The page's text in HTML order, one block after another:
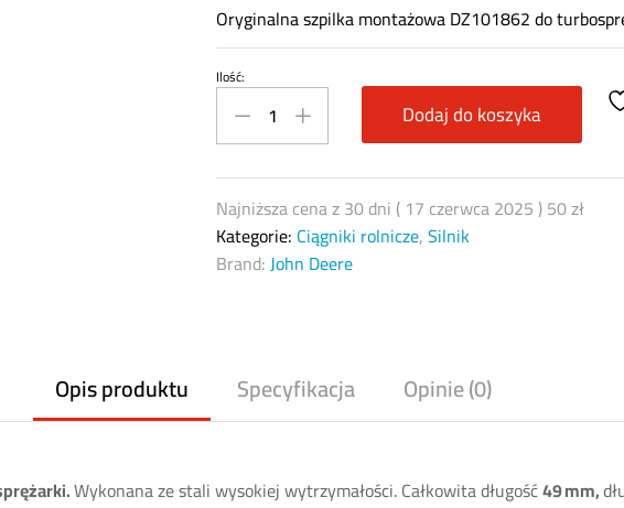
Oryginalna szpilka montażowa DZ101862 do
John
Deere
DZ101862
szpilka
turbosprężarki
quantity
Ilość:
Dodaj do koszyka
Najniższa cena z 30 dni ( 17 czerwca 2025)50zł
Kategorie: Ciągniki rolnicze,Silnik
Brand:John Deere
Opis produktu Specyfikacja Opinie (0)
Wykonana ze stali wysokiej wytrzymałości. Całkowita długość49 mm,